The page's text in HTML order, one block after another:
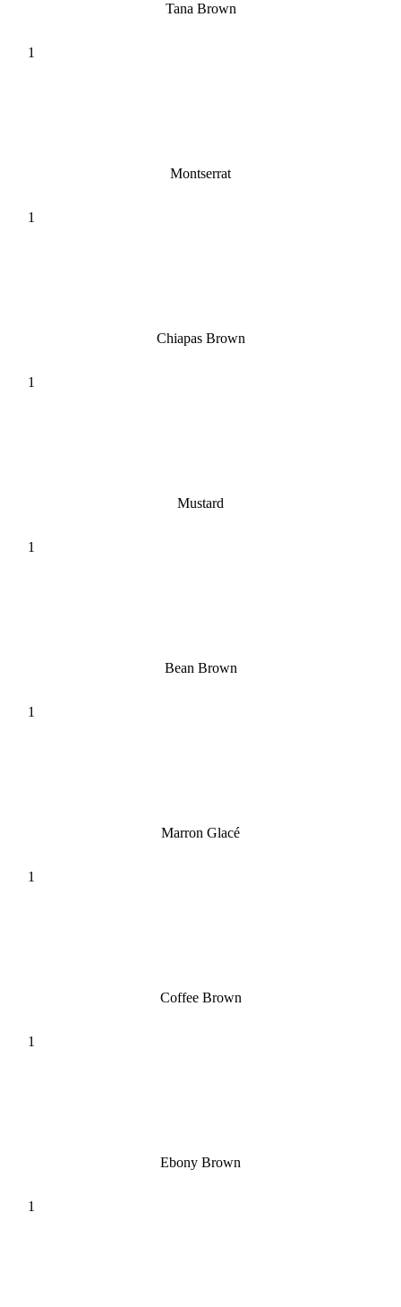
Tana Brown
Montserrat
Chiapas Brown
Mustard
Bean Brown
Marron Glacé
Coffee Brown
Ebony Brown